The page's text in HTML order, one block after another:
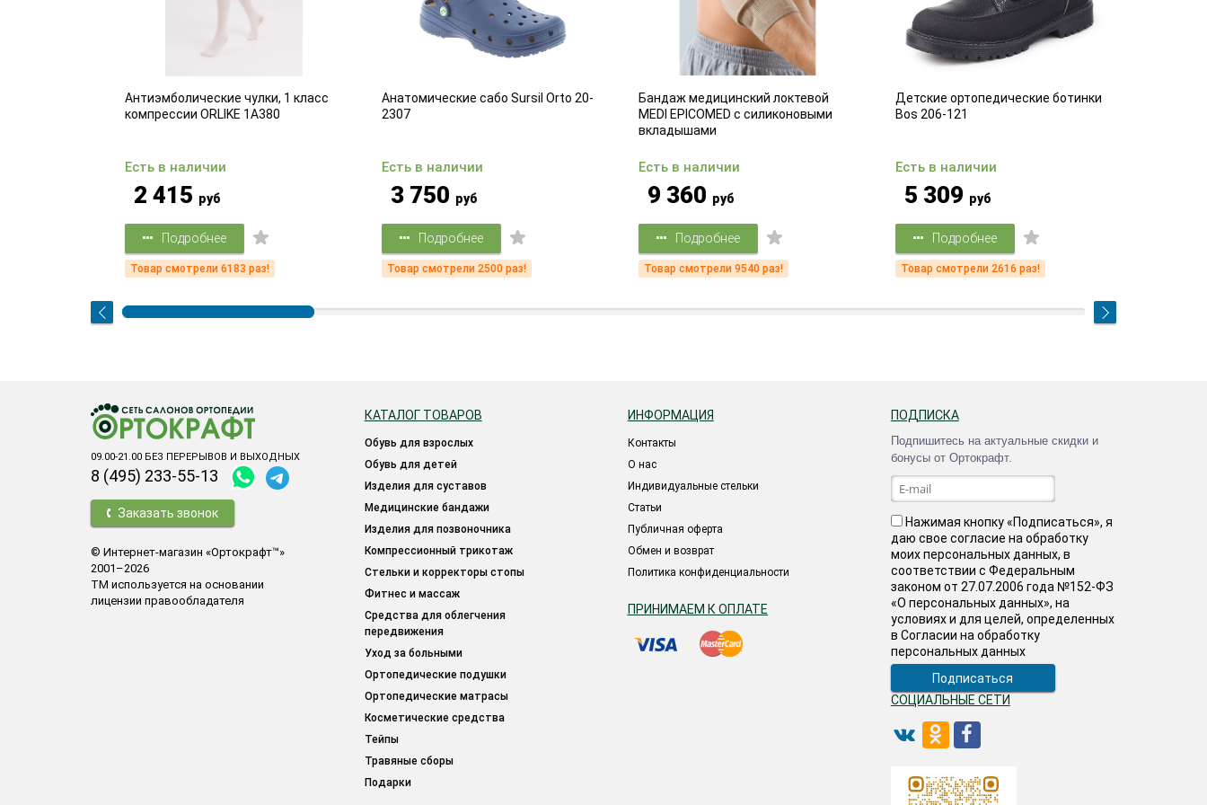
Антиэмболические чулки, 1 класс
компрессии ORLIKE 1A380
Есть в наличии
2 415руб
Подробнее
Товар смотрели 6183 раз!
Анатомические сабо Sursil Orto 20-
2307
Есть в наличии
3 750руб
Подробнее
Товар смотрели 2500 раз!
Бандаж медицинский локтевой
MEDI EPICOMED с силиконовыми
вкладышами
Есть в наличии
9 360руб
Подробнее
Товар смотрели 9540 раз!
Детские ортопедические ботинки
Bos 206-121
Есть в наличии
5 309руб
Подробнее
Товар смотрели 2616 раз!
09.00-21.00 БЕЗ ПЕРЕРЫВОВ И ВЫХОДНЫХ
8 (495) 233-55-13
Заказать звонок
© Интернет-магазин «Ортокрафт™»
2001–2026
ТМ используется на основании
лицензии правообладателя
КАТАЛОГ ТОВАРОВ
обувь для взрослых
обувь для детей
изделия для суставов
медицинские бандажи
изделия для позвоночника
компрессионный трикотаж
стельки и корректоры стопы
фитнес и массаж
средства для облегчения
передвижения
уход за больными
ортопедические подушки
ортопедические матрасы
косметические средства
тейпы
травяные сборы
подарки
ИНФОРМАЦИЯ
Контакты
О нас
Индивидуальные стельки
Статьи
Публичная оферта
Обмен и возврат
Политика конфиденциальности
ПРИНИМАЕМ К ОПЛАТЕ
ПОДПИСКА
Подпишитесь на актуальные скидки и
бонусы от Ортокрафт.
Нажимая кнопку «Подписаться», я
даю свое согласие на обработку
моих персональных данных, в
соответствии с Федеральным
законом от 27.07.2006 года №152-ФЗ
«О персональных данных», на
условиях и для целей, определенных
в Согласии на обработку
персональных данных
СОЦИАЛЬНЫЕ СЕТИ